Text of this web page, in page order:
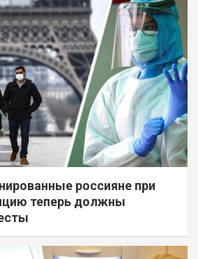
россияне при
теперь должны